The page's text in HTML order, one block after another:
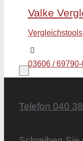
Valke
Vergleichstools
03606 / 69790-
Telefon 040